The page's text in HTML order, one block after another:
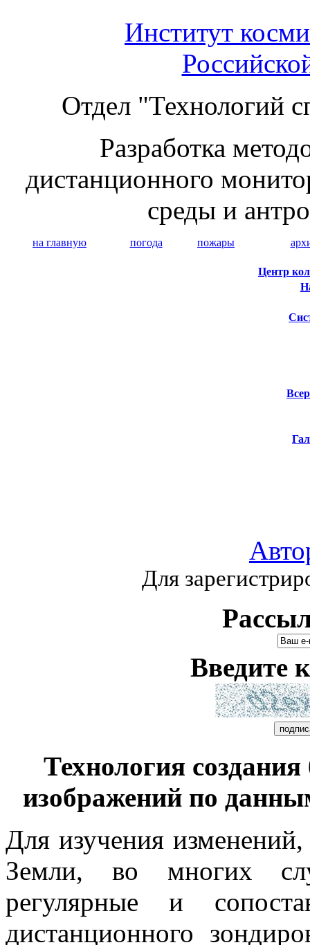
Институт
Отдел "Технологий
Разработка
дистанционного
среды и
на главную погода пожары
Центр
Для
Введите
Технология
изображений по
Для изучения
Земли, во многих
регулярные и
дистанционного